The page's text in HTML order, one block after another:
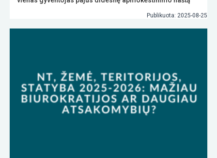
Publikuota: 2025-08-25